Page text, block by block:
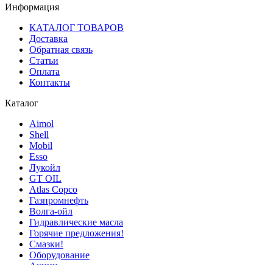
Информация
КАТАЛОГ ТОВАРОВ
Доставка
Обратная связь
Статьи
Оплата
Контакты
Каталог
Aimol
Shell
Mobil
Esso
Лукойл
GT OIL
Atlas Copco
Газпромнефть
Волга-ойл
Гидравлические масла
Горячие предложения!
Смазки!
Оборудование